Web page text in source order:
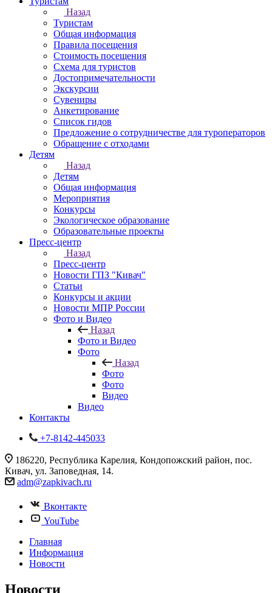
Назад
Туристам
Общая информация
Правила посещения
Стоимость посещения
Схема для туристов
Достопримечательности
Экскурсии
Сувениры
Анкетирование
Список гидов
Предложение о сотрудничестве для туроператоров
Обращение с отходами
Детям
Назад
Детям
Общая информация
Мероприятия
Конкурсы
Экологическое образование
Образовательные проекты
Пресс-центр
Назад
Пресс-центр
Новости ГПЗ "Кивач"
Статьи
Конкурсы и акции
Новости МПР России
Фото и Видео
Назад
Фото и Видео
Фото
Назад
Фото
Фото
Видео
Видео
Контакты
+7-8142-445033
186220, Республика Карелия, Кондопожский район, пос.
Кивач, ул. Заповедная, 14.
adm@zapkivach.ru
Вконтакте
YouTube
Главная
Информация
Новости
Новости